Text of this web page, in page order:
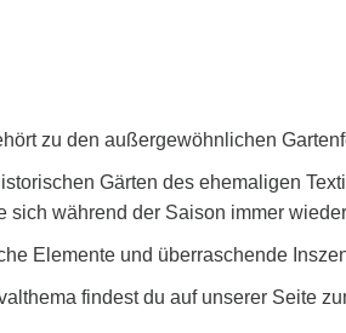
zu den außergewöhnlichen
Gärten des ehemaligen
während der Saison immer
Elemente und überraschende
findest du auf unserer Seite